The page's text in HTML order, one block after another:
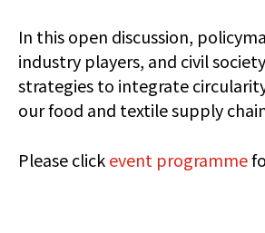
In this open discussion,
industry players, and civil
strategies to integrate
our food and textile supply
Please clickevent programme